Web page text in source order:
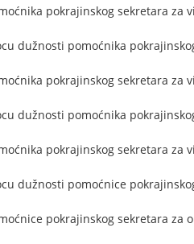
pokrajinskog sekretara za
dužnosti pomoćnika
pokrajinskog sekretara za
dužnosti pomoćnika
pokrajinskog sekretara za
dužnosti pomoćnice
pokrajinskog sekretara za